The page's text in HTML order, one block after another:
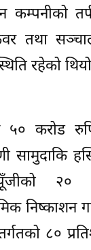
कम्पनीको
तथा
रहेको
५० करोड
सामुदाकि
२०
८०